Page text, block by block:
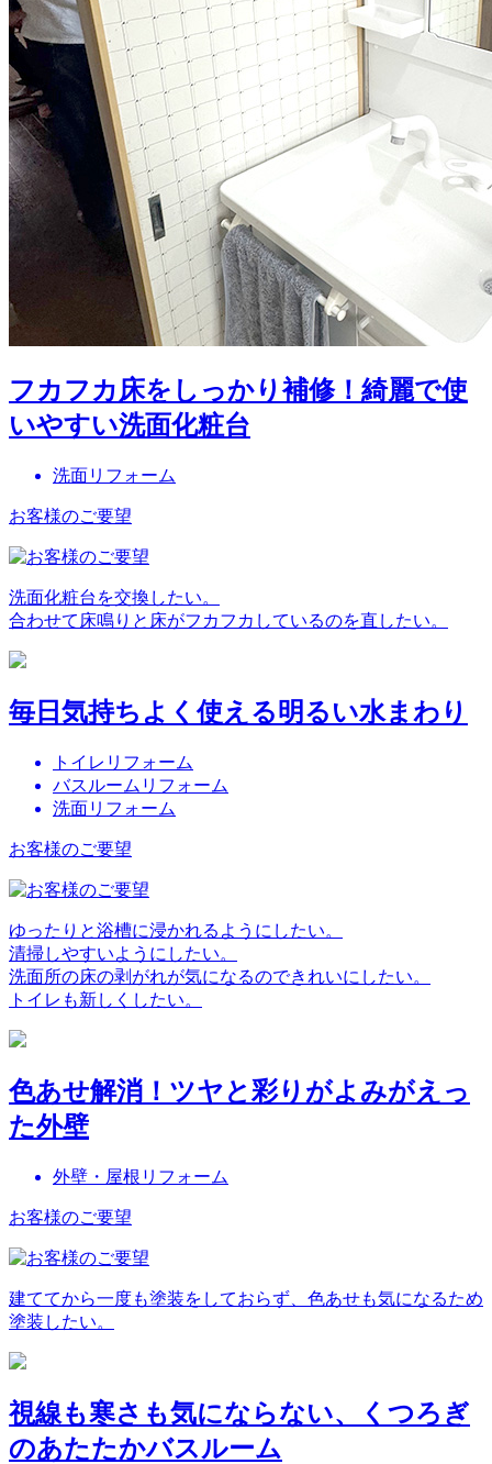
フカフカ床をしっかり補修！綺麗で使
いやすい洗面化粧台
洗面リフォーム
お客様のご要望
洗面化粧台を交換したい。
合わせて床鳴りと床がフカフカしているのを直したい。
毎日気持ちよく使える明るい水まわり
トイレリフォーム
バスルームリフォーム
洗面リフォーム
お客様のご要望
ゆったりと浴槽に浸かれるようにしたい。
清掃しやすいようにしたい。
洗面所の床の剥がれが気になるのできれいにしたい。
トイレも新しくしたい。
色あせ解消！ツヤと彩りがよみがえっ
た外壁
外壁・屋根リフォーム
お客様のご要望
建ててから一度も塗装をしておらず、色あせも気になるため
塗装したい。
視線も寒さも気にならない、くつろぎ
のあたたかバスルーム